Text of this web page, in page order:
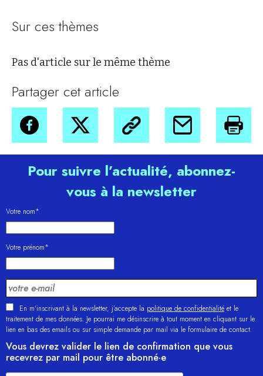
Sur ces thèmes
Pas d'article sur le même thème
Partager cet article
Pour suivre l’actualité, abonnez-
vous à la newsletter
Votre nom*
Votre prénom*
En m'inscrivant à la newsletter, j’accepte la politique de confidentialité et le
traitement de mes données. Je pourrai me désinscrire à tout moment en cliquant sur le
lien en bas des emails ou sur simple demande par mail via le formulaire de contact.
Vous devrez valider le lien de confirmation que vous
recevrez par mail pour être abonné·e